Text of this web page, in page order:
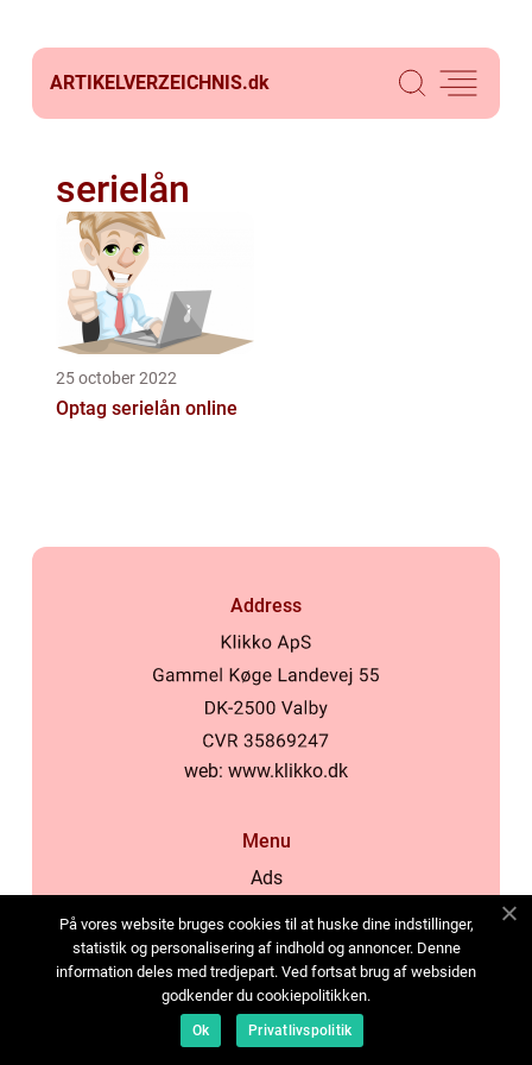
ARTIKELVERZEICHNIS.dk
serielån
25 october 2022
Optag serielån online
Address
web: www.klikko.dk
Menu
Ads
Cookies
Contact
Sitemap
På vores website bruges cookies til at huske dine indstillinger,
statistik og personalisering af indhold og annoncer. Denne
information deles med tredjepart. Ved fortsat brug af websiden
godkender du cookiepolitikken.
Ok Privatlivspolitik